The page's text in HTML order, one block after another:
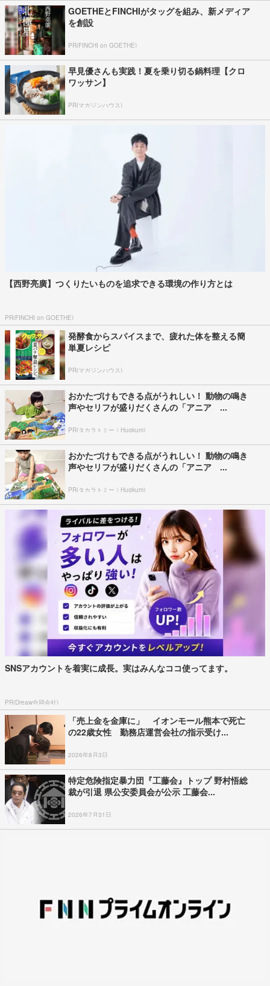
GOETHEとFINCHIがタッグを組み、新メディア
を創設
PR(FINCHI on GOETHE)
早見優さんも実践！夏を乗り切る鍋料理【クロ
ワッサン】
PR(マガジンハウス)
【西野亮廣】つくりたいものを追求できる環境の作り方とは
PR(FINCHI on GOETHE)
発酵食からスパイスまで、疲れた体を整える簡
単夏レシピ
PR(マガジンハウス)
おかたづけもできる点がうれしい！ 動物の鳴き
声やセリフが盛りだくさんの「アニア ...
PR(タカラトミー｜Hugkum)
おかたづけもできる点がうれしい！ 動物の鳴き
声やセリフが盛りだくさんの「アニア ...
PR(タカラトミー｜Hugkum)
SNSアカウントを着実に成長。実はみんなココ使ってます。
PR(Dreaw合同会社)
「売上金を金庫に」 イオンモール熊本で死亡
の22歳女性 勤務店運営会社の指示受け...
2026年8月3日
特定危険指定暴力団『工藤会』トップ 野村悟総
裁が引退 県公安委員会が公示 工藤会...
2026年7月31日